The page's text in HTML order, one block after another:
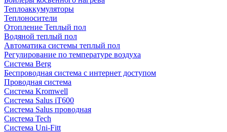
Теплоаккумуляторы
Теплоносители
Отопление Теплый пол
Водяной теплый пол
Автоматика системы теплый пол
Регулирование по температуре воздуха
Система Berg
Беспроводная система с интернет доступом
Проводная система
Система Kromwell
Система Salus iT600
Система Salus проводная
Система Tech
Система Uni-Fitt